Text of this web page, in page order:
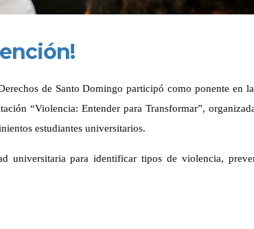
de Santo Domingo participó como ponente en
“Violencia: Entender para Transformar”,
estudiantes universitarios.
universitaria para identificar tipos de violencia,